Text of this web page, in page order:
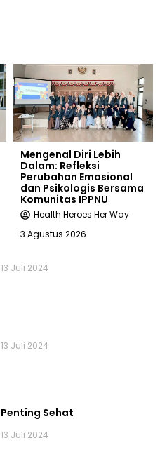
Mengenal Diri Lebih
Dalam: Refleksi
Perubahan Emosional
dan Psikologis Bersama
Komunitas IPPNU
Health Heroes Her Way
3 Agustus 2026
13 Juli 2024
13 Juli 2024
Penting Sehat
13 Juli 2024